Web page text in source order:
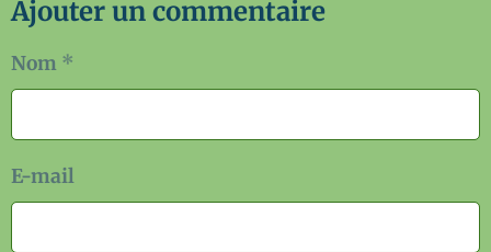
Ajouter un commentaire
Nom
E-mail